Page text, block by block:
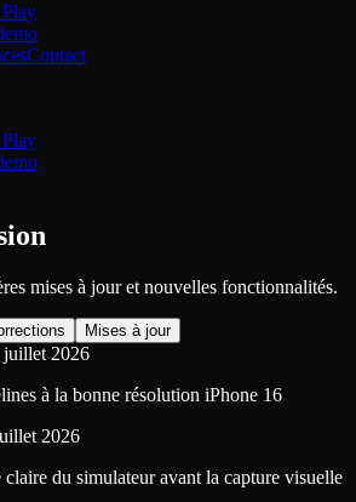
Contact
mises à jour et nouvelles fonctionnalités.
Mises à jour
juillet 2026
à la bonne résolution iPhone 16
2026
claire du simulateur avant la capture visuelle